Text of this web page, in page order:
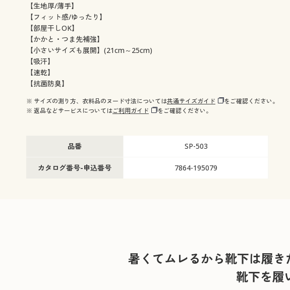
【生地厚/薄手】
【フィット感/ゆったり】
【部屋干しOK】
【かかと・つま先補強】
【小さいサイズも展開】(21cm～25cm)
【吸汗】
【速乾】
【抗菌防臭】
※ サイズの測り方、衣料品のヌード寸法については共通サイズガイド
をご確認ください。
※ 返品などサービスについてはご利用ガイド をご確認ください。
品番 SP-503
カタログ番号-申込番号 7864-195079
暑くてムレるから靴下は履
靴下を履